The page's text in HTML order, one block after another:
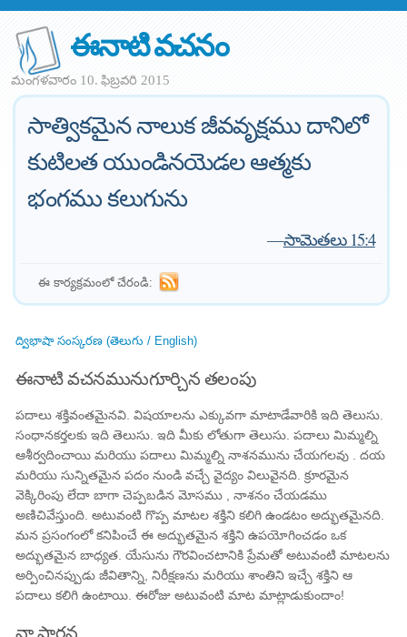
ఈనాటి వచనం
మంగళవారం 10. ఫిబ్రవరి 2015
సాత్వికమైన నాలుక జీవవృక్షము దానిలో
కుటిలత యుండినయెడల ఆత్మకు
భంగము కలుగును
—సామెతలు 15:4
ఈ కార్యక్రమంలో చేరండి:
ద్విభాషా సంస్కరణ (తెలుగు / English)
ఈనాటి వచనమునుగూర్చిన తలంపు
పదాలు శక్తివంతమైనవి. విషయాలను ఎక్కువగా మాటాడేవారికి ఇది తెలుసు.
సంధానకర్తలకు ఇది తెలుసు. ఇది మీకు లోతుగా తెలుసు. పదాలు మిమ్మల్ని
ఆశీర్వదించాయి మరియు పదాలు మిమ్మల్ని నాశనమును చేయగలవు . దయ
మరియు సున్నితమైన పదం నుండి వచ్చే వైద్యం విలువైనది. క్రూరమైన
వెక్కిరింపు లేదా బాగా చెప్పబడిన మోసము , నాశనం చేయడము
అణిచివేస్తుంది. అటువంటి గొప్ప మాటల శక్తిని కలిగి ఉండటం అద్భుతమైనది.
మన ప్రసంగంలో కనిపించే ఈ అద్భుతమైన శక్తిని ఉపయోగించడం ఒక
అద్భుతమైన బాధ్యత. యేసును గౌరవించటానికి ప్రేమతో అటువంటి మాటలను
అర్పించినప్పుడు జీవితాన్ని, నిరీక్షణను మరియు శాంతిని ఇచ్చే శక్తిని ఆ
పదాలు కలిగి ఉంటాయి. ఈరోజు అటువంటి మాట మాట్లాడుకుందాం!
నా ప్రార్థన